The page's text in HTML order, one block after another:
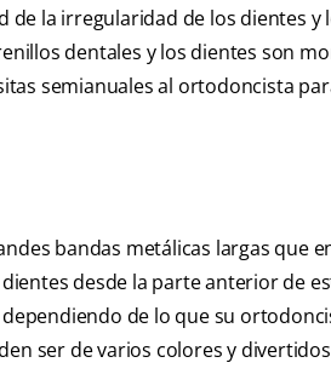
la irregularidad de los dientes y
dentales y los dientes son
semianuales al ortodoncista
bandas metálicas largas que
desde la parte anterior de
de lo que su
ser de varios colores y